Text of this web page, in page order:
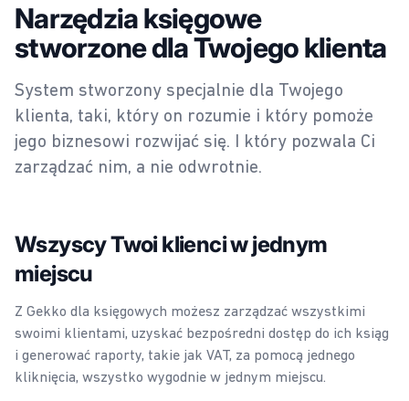
Narzędzia księgowe
stworzone dla Twojego klienta
System stworzony specjalnie dla Twojego
klienta, taki, który on rozumie i który pomoże
jego biznesowi rozwijać się. I który pozwala Ci
zarządzać nim, a nie odwrotnie.
Wszyscy Twoi klienci w jednym
miejscu
Z Gekko dla księgowych możesz zarządzać wszystkimi
swoimi klientami, uzyskać bezpośredni dostęp do ich ksiąg
i generować raporty, takie jak VAT, za pomocą jednego
kliknięcia, wszystko wygodnie w jednym miejscu.